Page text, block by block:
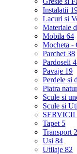
Instalatii
Lacuri si
Materiale
Mobila 64
Mocheta -
Parchet 38
Pardoseli
Pavaje 19
Perdele si
Piatra
Scule si
Scule si
SERVICII
Tapet 5
Transport
Usi 84
Utilaje 82